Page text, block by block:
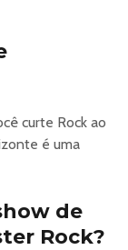
curte Rock ao
é uma
de
Rock?